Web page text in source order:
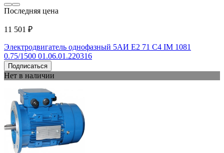
Последняя цена
11 501 ₽
Электродвигатель однофазный 5АИ Е2 71 С4 IM 1081
0.75/1500 01.06.01.220316
Подписаться
Нет в наличии